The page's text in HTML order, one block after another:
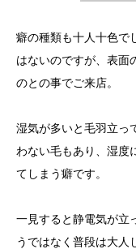
癖の種類も十人十色で
はないのですが、表面
のとの事でご来店。
湿気が多いと毛羽立っ
わない毛もあり、湿度
てしまう癖です。
一見すると静電気が立
うではなく普段は大人